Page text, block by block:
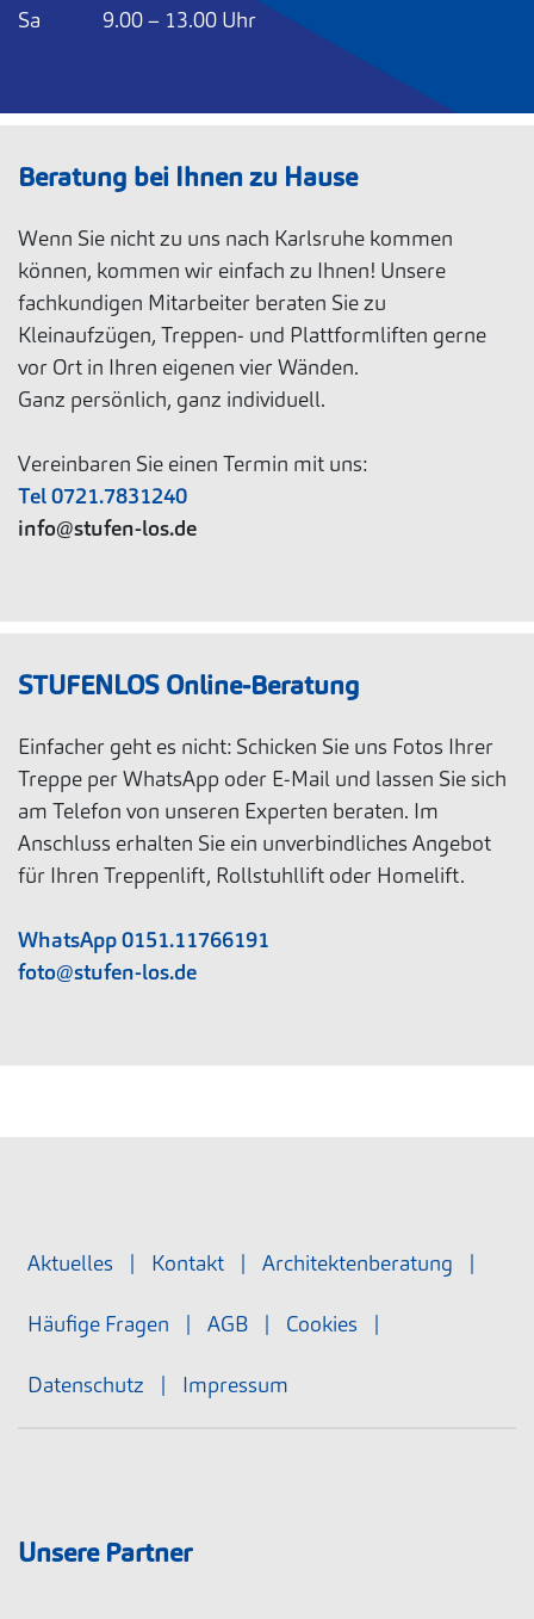
Sa 9.00 – 13.00 Uhr
Beratung bei Ihnen zu Hause
Wenn Sie nicht zu uns nach Karlsruhe kommen
können, kommen wir einfach zu Ihnen! Unsere
fachkundigen Mitarbeiter beraten Sie zu
Kleinaufzügen, Treppen- und Plattformliften gerne
vor Ort in Ihren eigenen vier Wänden.
Ganz persönlich, ganz individuell.
Vereinbaren Sie einen Termin mit uns:
Tel 0721.7831240
info@stufen-los.de
STUFENLOS Online-Beratung
Einfacher geht es nicht: Schicken Sie uns Fotos Ihrer
Treppe per WhatsApp oder E-Mail und lassen Sie sich
am Telefon von unseren Experten beraten. Im
Anschluss erhalten Sie ein unverbindliches Angebot
für Ihren Treppenlift, Rollstuhllift oder Homelift.
WhatsApp 0151.11766191
foto@stufen-los.de
Aktuelles | Kontakt | Architektenberatung |
Häufige Fragen | AGB | Cookies |
Datenschutz | Impressum
Unsere Partner